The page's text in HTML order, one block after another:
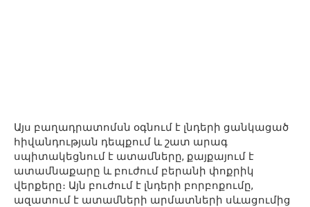
Այս բաղադրատոմսն օգնում է լնդերի ցանկացած
հիվանդության դեպքում և շատ արագ
սպիտակեցնում է ատամները, քայքայում է
ատամնաքարը և բուժում բերանի փոքրիկ
վերքերը։ Այն բուժում է լնդերի բորբոքումը,
ազատում է ատամների արմատների սևացումից